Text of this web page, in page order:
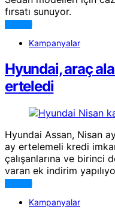
fırsatı sunuyor.
DEVAMI
Kampanyalar
Hyundai, araç
erteledi
Hyundai Assan, Nisan
ay ertelemeli kredi
çalışanlarına ve birinci
varan ek indirim
DEVAMI
Kampanyalar